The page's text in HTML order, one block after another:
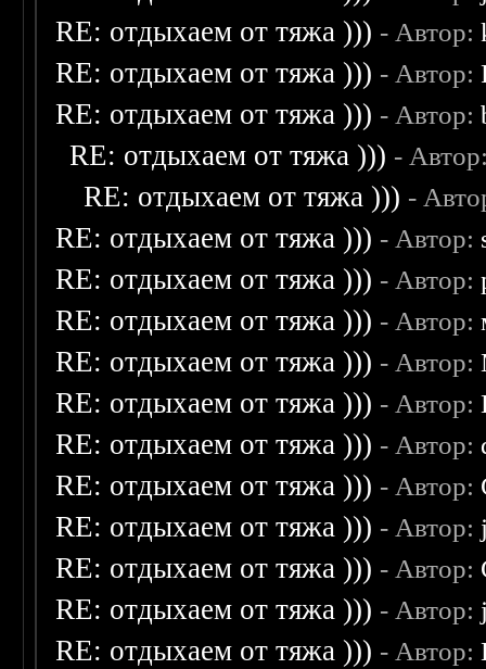
RE: отдыхаем от тяжа ))) - Автор:
RE: отдыхаем от тяжа ))) - Автор:
RE: отдыхаем от тяжа ))) - Автор:
RE: отдыхаем от тяжа ))) -
RE: отдыхаем от тяжа ))) -
RE: отдыхаем от тяжа ))) - Автор:
RE: отдыхаем от тяжа ))) - Автор:
RE: отдыхаем от тяжа ))) - Автор:
RE: отдыхаем от тяжа ))) - Автор:
RE: отдыхаем от тяжа ))) - Автор:
RE: отдыхаем от тяжа ))) - Автор:
RE: отдыхаем от тяжа ))) - Автор:
RE: отдыхаем от тяжа ))) - Автор:
RE: отдыхаем от тяжа ))) - Автор:
RE: отдыхаем от тяжа ))) - Автор:
RE: отдыхаем от тяжа ))) - Автор: